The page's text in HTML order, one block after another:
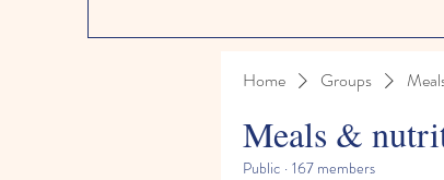
Home Groups
Meals &
Public · 167 members